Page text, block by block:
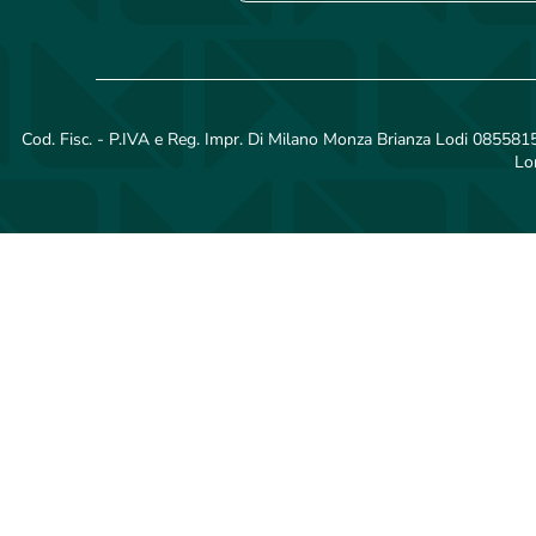
Cod. Fisc. - P.IVA e Reg. Impr. Di Milano Monza Brianza Lodi